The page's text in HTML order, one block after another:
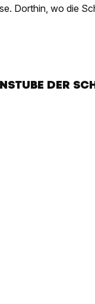
Dorthin, wo die
DER